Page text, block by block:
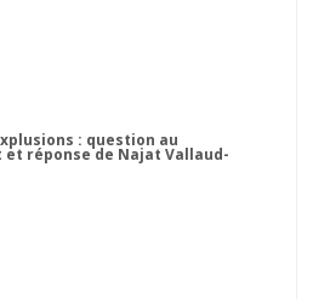
: question au
réponse de Najat Vallaud-